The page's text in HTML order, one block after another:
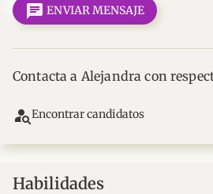
message ENVIAR MENSAJE
Contacta a Alejandra con
person_search Encontrar candidatos
Habilidades